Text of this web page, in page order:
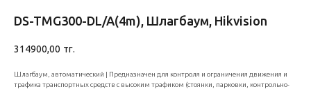
DS-TMG300-DL/A(4m), Шлагбаум, Hikvision
314900,00 тг.
Шлагбаум, автоматический | Предназначен для контроля и ограничения движения и
трафика транспортных средств с высоким трафиком (стоянки, парковки, контрольно-